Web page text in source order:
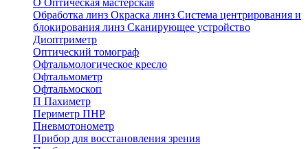
О Оптическая мастерская
Обработка линз Окраска линз Система центрирования и
блокирования линз Сканирующее устройство
Диоптриметр
Оптический томограф
Офтальмологическое кресло
Офтальмометр
Офтальмоскоп
П Пахиметр
Периметр ПНР
Пневмотонометр
Прибор для восстановления зрения